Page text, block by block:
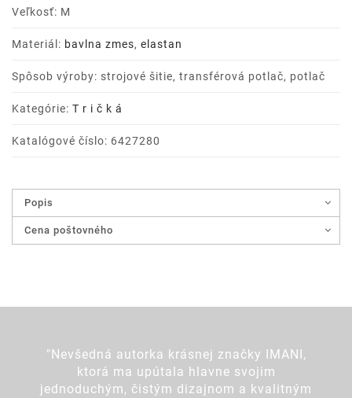
Veľkosť: M
Materiál: bavlna zmes, elastan
Spôsob výroby: strojové šitie, transférová potlač, potlač
Kategórie: T r i č k á
Katalógové číslo: 6427280
Popis
Cena poštovného
"Nevšedná autorka krásnej značky IMANI,
ktorá ma upútala hlavne svojim
jednoduchým, čistým dizajnom a kvalitným